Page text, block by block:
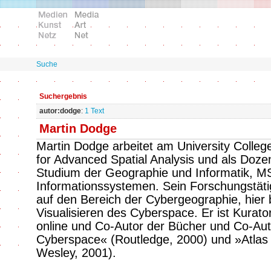
Suche
Suchergebnis
autor:dodge: 1 Text
Martin Dodge
Martin Dodge arbeitet am University
for Advanced Spatial Analysis und als
Studium der Geographie und Informatik,
Informationssystemen. Sein
auf den Bereich der Cybergeographie,
Visualisieren des Cyberspace. Er ist
online und Co-Autor der Bücher und Co-
Cyberspace« (Routledge, 2000) und
Wesley, 2001).